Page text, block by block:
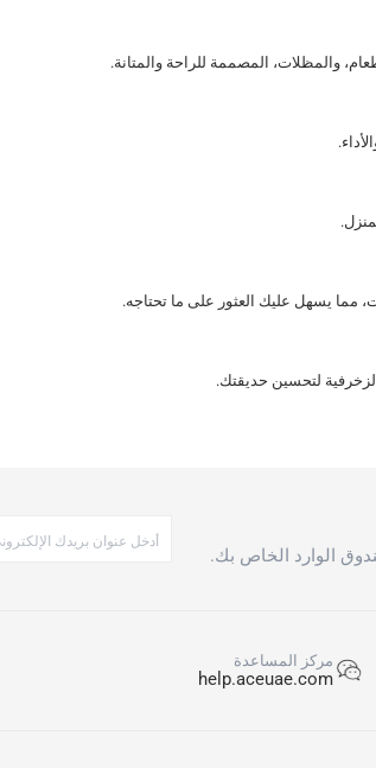
الوارد الخاص بك.
مركز المساعدة
help.aceuae.com